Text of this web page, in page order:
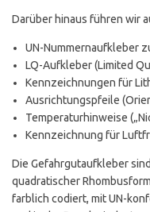
Darüber hinaus führen wir
UN-Nummernaufkleber
LQ-Aufkleber (Limited
Kennzeichnungen für
Ausrichtungspfeile
Temperaturhinweise
Kennzeichnung für
Die Gefahrgutaufkleber
quadratischer
farblich codiert, mit UN-